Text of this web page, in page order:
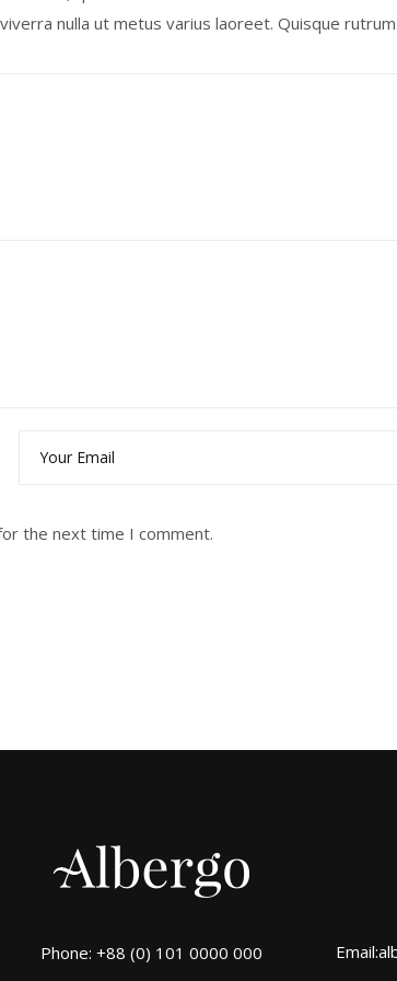
nulla ut metus varius laoreet. Quisque
the next time I comment.
Phone: +88 (0) 101 0000 000 Email: